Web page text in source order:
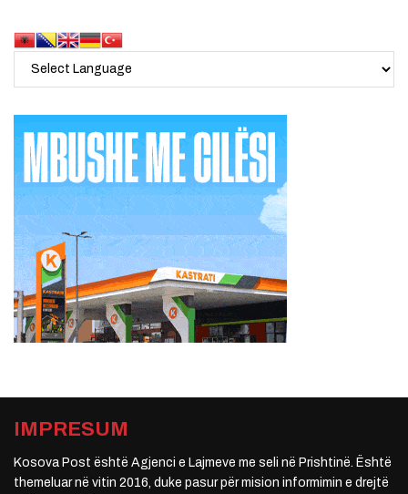
IMPRESUM
Kosova Post është Agjenci e Lajmeve me seli në Prishtinë. Është
themeluar në vitin 2016, duke pasur për mision informimin e drejtë